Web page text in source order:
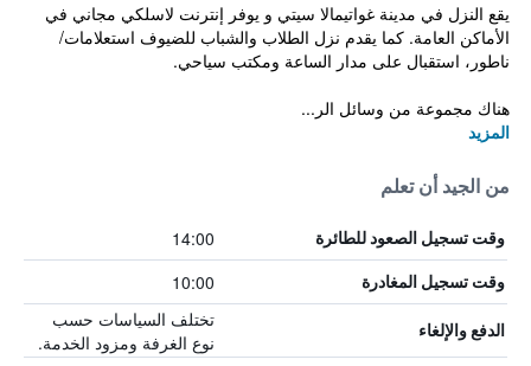
يقع النزل في مدينة غواتيمالا سيتي و يوفر إنترنت لاسلكي مجاني في
الأماكن العامة. كما يقدم نزل الطلاب والشباب للضيوف استعلامات/
ناطور، استقبال على مدار الساعة ومكتب سياحي.
هناك مجموعة من وسائل الر...
المزيد
من الجيد أن تعلم
وقت تسجيل الصعود للطائرة 14:00
وقت تسجيل المغادرة 10:00
الدفع والإلغاء
تختلف السياسات حسب
نوع الغرفة ومزود الخدمة.